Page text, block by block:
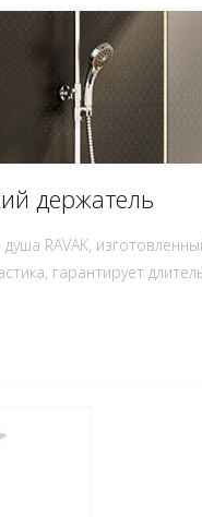
держатель
RAVAK,
гарантирует